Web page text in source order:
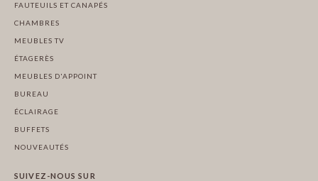
FAUTEUILS ET CANAPÉS
CHAMBRES
MEUBLES TV
ÉTAGERÈS
MEUBLES D'APPOINT
BUREAU
ÉCLAIRAGE
BUFFETS
NOUVEAUTÉS
SUIVEZ-NOUS SUR